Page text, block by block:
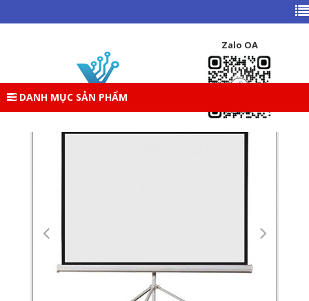
Zalo OA
DANH MỤC SẢN PHẨM
TRANG CHỦ DANH MỤC SẢN PHẨM
THIẾT BỊ VĂN PHÒNG
MÀN CHIẾU CHÂN 100INCH (P70TS) KÍCH THƯỚC: ( 70 X 70)
/ (1.78M X 1.78M) / TỶ LỆ 1:01